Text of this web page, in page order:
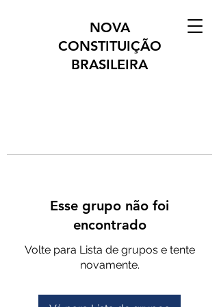
NOVA
CONSTITUIÇÃO
BRASILEIRA
Esse grupo não foi
encontrado
Volte para Lista de grupos e tente
novamente.